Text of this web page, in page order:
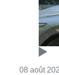
08 août